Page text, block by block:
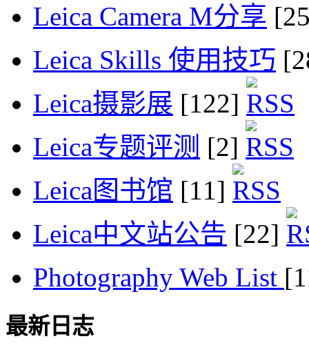
Leica Camera M分享
Leica Skills 使用技巧
Leica摄影展 [122]
Leica专题评测 [2]
Leica图书馆 [11]
Leica中文站公告 [22]
Photography Web List
最新日志